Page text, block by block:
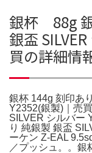
銀杯 88g
銀盃
買の詳細情
銀杯 144g 刻印あ
Y2352(銀製)｜売
SILVER シルバー
り 純銀製 銀盃
ーケン Z-EAL
／プッシュ。。